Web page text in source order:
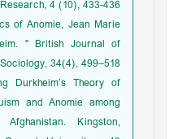
4 (10), 433-436.
of Anomie, Jean Marie
" British Journal of
Sociology, 34(4), 499–518.
Durkheim’s Theory of
and Anomie among
Kingston,